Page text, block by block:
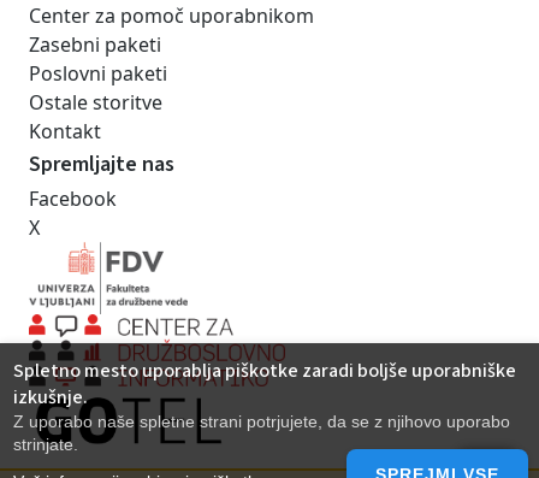
Center za pomoč uporabnikom
Zasebni paketi
Poslovni paketi
Ostale storitve
Kontakt
Spremljajte nas
Facebook
X
Spletno mesto uporablja piškotke zaradi boljše uporabniške
izkušnje.
Z uporabo naše spletne strani potrjujete, da se z njihovo uporabo
strinjate.